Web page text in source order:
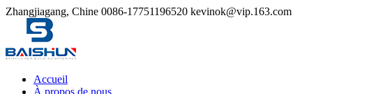
Zhangjiagang, Chine 0086-17751196520 kevinok@vip.163.com
Accueil
À propos de nous